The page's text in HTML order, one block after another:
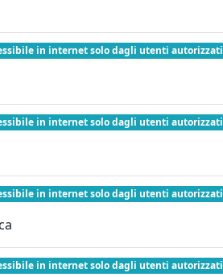
in internet solo dagli utenti autorizzati
in internet solo dagli utenti autorizzati
in internet solo dagli utenti autorizzati
in internet solo dagli utenti autorizzati